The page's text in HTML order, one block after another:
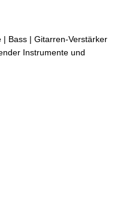
Bass | Gitarren-Verstärker
Instrumente und